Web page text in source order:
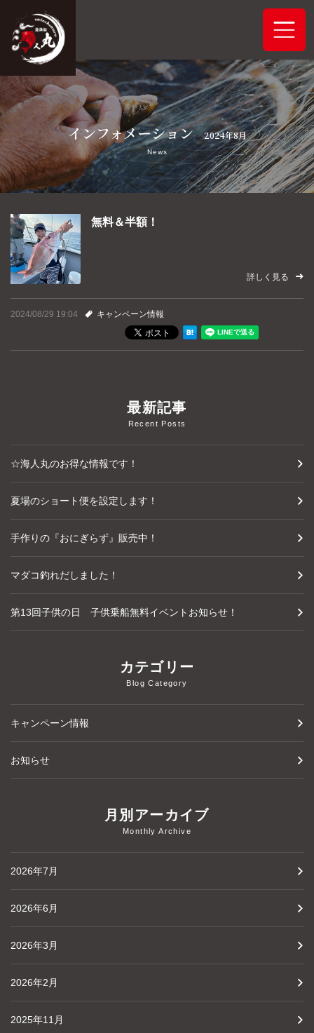
ホーム
システムご案内
最新釣果情報
船舶概要
アクセス
よくあるご質問
インフォメーション 2024年8月
News
無料＆半額！
詳しく見る
2024/08/29 19:04 キャンペーン情報
最新記事
Recent Posts
☆海人丸のお得な情報です！
夏場のショート便を設定します！
手作りの『おにぎらず』販売中！
マダコ釣れだしました！
第13回子供の日 子供乗船無料イベントお知らせ！
カテゴリー
Blog Category
キャンペーン情報
お知らせ
月別アーカイブ
Monthly Archive
2026年7月
2026年6月
2026年3月
2026年2月
2025年11月